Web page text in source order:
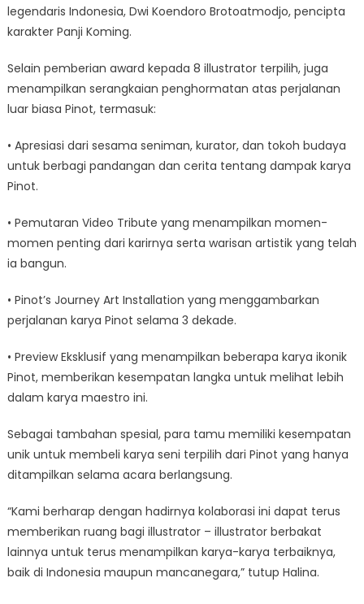
legendaris Indonesia, Dwi Koendoro Brotoatmodjo, pencipta
karakter Panji Koming.
Selain pemberian award kepada 8 illustrator terpilih, juga
menampilkan serangkaian penghormatan atas perjalanan
luar biasa Pinot, termasuk:
• Apresiasi dari sesama seniman, kurator, dan tokoh budaya
untuk berbagi pandangan dan cerita tentang dampak karya
Pinot.
• Pemutaran Video Tribute yang menampilkan momen-
momen penting dari karirnya serta warisan artistik yang telah
ia bangun.
• Pinot’s Journey Art Installation yang menggambarkan
perjalanan karya Pinot selama 3 dekade.
• Preview Eksklusif yang menampilkan beberapa karya ikonik
Pinot, memberikan kesempatan langka untuk melihat lebih
dalam karya maestro ini.
Sebagai tambahan spesial, para tamu memiliki kesempatan
unik untuk membeli karya seni terpilih dari Pinot yang hanya
ditampilkan selama acara berlangsung.
“Kami berharap dengan hadirnya kolaborasi ini dapat terus
memberikan ruang bagi illustrator – illustrator berbakat
lainnya untuk terus menampilkan karya-karya terbaiknya,
baik di Indonesia maupun mancanegara,” tutup Halina.